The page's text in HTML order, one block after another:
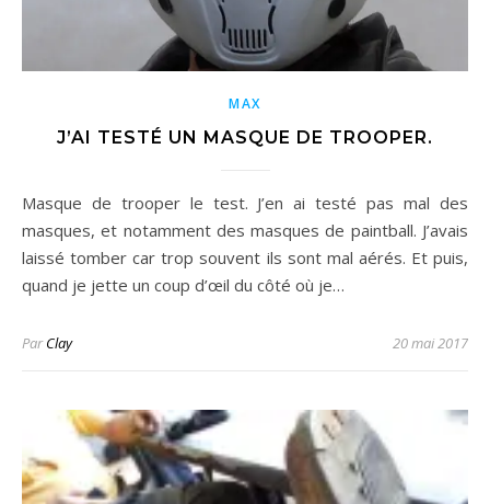
MAX
J’AI TESTÉ UN MASQUE DE TROOPER.
Masque de trooper le test. J’en ai testé pas mal des
masques, et notamment des masques de paintball. J’avais
laissé tomber car trop souvent ils sont mal aérés. Et puis,
quand je jette un coup d’œil du côté où je…
ParClay 20 mai 2017